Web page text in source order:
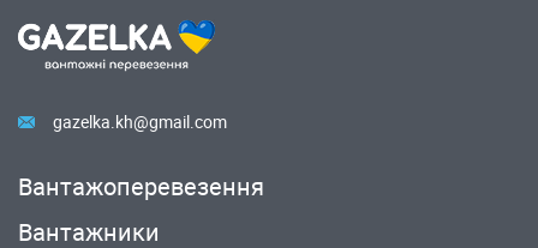
gazelka.kh@gmail.com
Вантажоперевезення
Вантажники